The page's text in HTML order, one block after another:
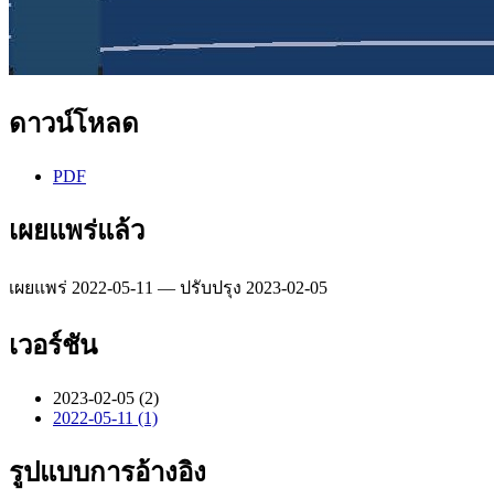
ดาวน์โหลด
PDF
เผยแพร่แล้ว
เผยแพร่ 2022-05-11 — ปรับปรุง 2023-02-05
เวอร์ชัน
2023-02-05 (2)
2022-05-11 (1)
รูปแบบการอ้างอิง